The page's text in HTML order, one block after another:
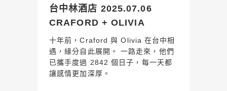
台中林酒店 2025.07.06
CRAFORD + OLIVIA
十年前，Craford 與 Olivia 在台中相
遇，緣分自此展開。 一路走來，他們
已攜手度過 2842 個日子，每一天都
讓感情更加深厚。